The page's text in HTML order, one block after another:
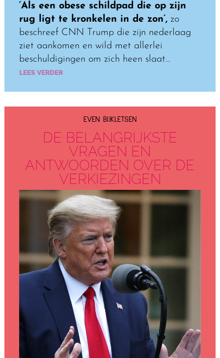
‘Als een obese schildpad die op zijn
rug ligt te kronkelen in de zon’,zo
beschreef CNN Trump die zijn nederlaag
ziet aankomen en wild met allerlei
beschuldigingen om zich heen slaat…
LEES VERDER
EVEN BIJKLETSEN
DE BELANGRIJKSTE
VRAGEN EN
ANTWOORDEN OVER DE
VERKIEZINGEN